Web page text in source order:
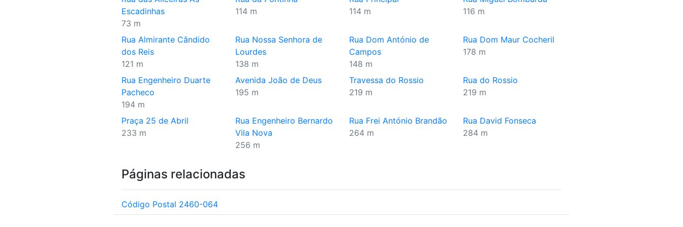
Escadinhas
73 m
114 m
114 m
116 m
Rua Almirante Cândido
dos Reis
121 m
Rua Nossa Senhora de
Lourdes
138 m
Rua Dom António de
Campos
148 m
Rua Dom Maur Cocheril
178 m
Rua Engenheiro Duarte
Pacheco
194 m
Avenida João de Deus
195 m
Travessa do Rossio
219 m
Rua do Rossio
219 m
Praça 25 de Abril
233 m
Rua Engenheiro Bernardo
Vila Nova
256 m
Rua Frei António Brandão
264 m
Rua David Fonseca
284 m
Páginas relacionadas
Código Postal 2460-064